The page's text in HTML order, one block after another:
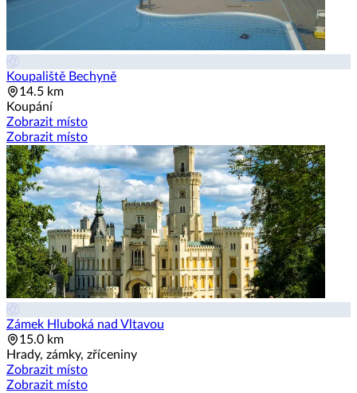
Koupaliště Bechyně
14.5 km
Koupání
Zobrazit místo
Zobrazit místo
Zámek Hluboká nad Vltavou
15.0 km
Hrady, zámky, zříceniny
Zobrazit místo
Zobrazit místo